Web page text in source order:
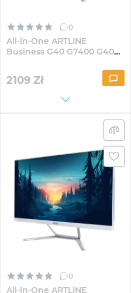
0
All-in-One ARTLINE
Business G40 G7400 G40W
2109 Zł
0
All-in-One ARTLINE